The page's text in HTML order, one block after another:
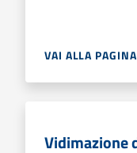
VAI ALLA PAGINA
Vidimazione